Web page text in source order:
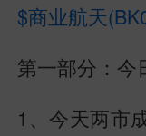
$商业航天
第一部分：今
1、今天两市